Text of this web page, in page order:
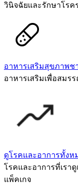
วินิจฉัยและรักษาโรค
อาหารเสริมสุขภาพช
อาหารเสริมเพื่อสมร
ดูโรคและอาการทั้งห
โรคและอาการที่เรา
แพ็คเกจ